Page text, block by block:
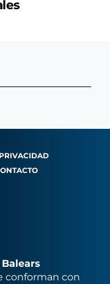
conforman con